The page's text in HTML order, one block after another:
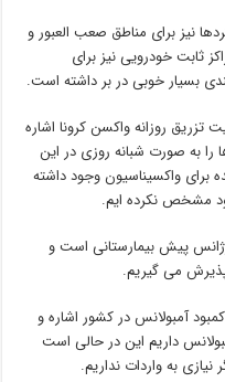
نیز برای مناطق صعب العبور و
ثابت خودرویی نیز برای
بسیار خوبی در بر داشته است.
روزانه واکسن کرونا اشاره
به صورت شبانه روزی در این
برای واکسیناسیون وجود داشته
مشخص نکرده ایم.
پیش بیمارستانی است و
پذیرش می گیریم.
آمبولانس در کشور اشاره و
داریم این در حالی است
نیازی به واردات نداریم.